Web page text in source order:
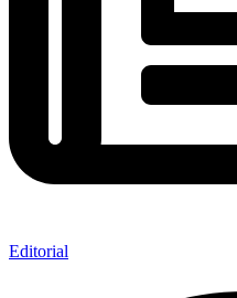
Editorial